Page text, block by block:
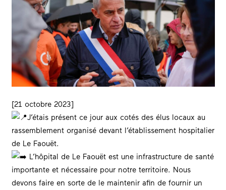
[21 octobre 2023]
J’étais présent ce jour aux cotés des élus locaux au
rassemblement organisé devant l’établissement hospitalier
de Le Faouët.
L’hôpital de Le Faouët est une infrastructure de santé
importante et nécessaire pour notre territoire. Nous
devons faire en sorte de le maintenir afin de fournir un